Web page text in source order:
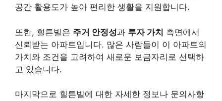
공간 활용도가 높아 편리한 생활을 지원합니다.
또한, 힐튼빌은 주거 안정성과 투자 가치 측면에서
신뢰받는 아파트입니다. 많은 사람들이 이 아파트의
가치와 조건을 고려하여 새로운 보금자리로 선택하
고 있습니다.
마지막으로 힐튼빌에 대한 자세한 정보나 문의사항